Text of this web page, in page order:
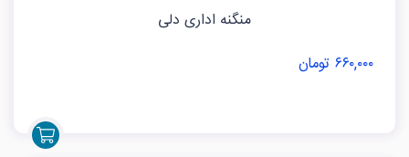
منگنه اداری دلی
۶۶۰,۰۰۰ تومان